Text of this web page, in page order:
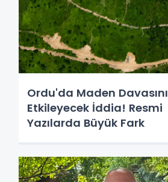
Ordu'da Maden Davasını
Etkileyecek İddia! Resmi
Yazılarda Büyük Fark